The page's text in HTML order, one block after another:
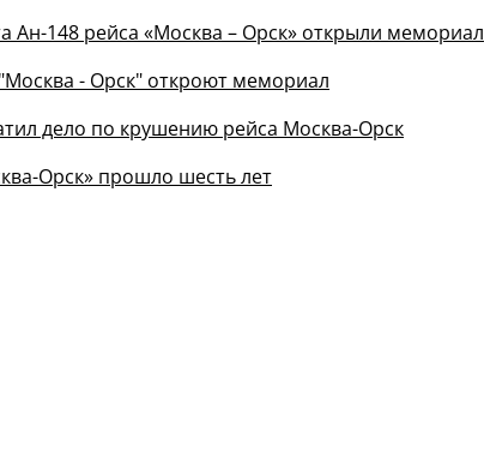
Ан-148 рейса «Москва – Орск» открыли мемориал
- Орск" откроют мемориал
дело по крушению рейса Москва-Орск
Орск» прошло шесть лет